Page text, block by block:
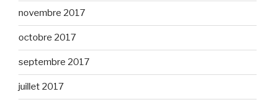
novembre 2017
octobre 2017
septembre 2017
juillet 2017